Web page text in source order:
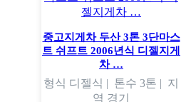
중고지게차 두산 3톤 3단마스
트 쉬프트 2006년식 디젤지게
차 …
형식 디젤식 | 톤수 3톤 | 지
역 경기